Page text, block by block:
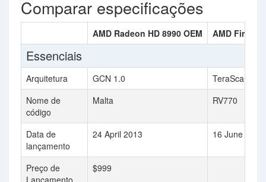
Comparar especificações
AMD Radeon HD 8990 OEM AMD
Essenciais
Arquitetura GCN 1.0
TeraScale
Nome de
código
Malta RV770
Data de
lançamento
24 April 2013 16 June 2008
Preço de
Lançamento
$999